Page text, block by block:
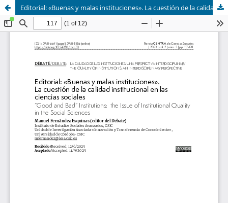
Editorial: «Buenas y malas instituciones». La cuestión de la calidad institucional en las ciencias sociales